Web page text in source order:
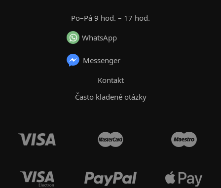
Po–Pá 9 hod. – 17 hod.
WhatsApp
Messenger
Kontakt
Často kladené otázky